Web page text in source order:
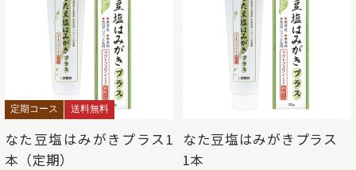
定期コース 送料無料
なた豆塩はみがきプラス1
本（定期）
なた豆塩はみがきプラス
1本